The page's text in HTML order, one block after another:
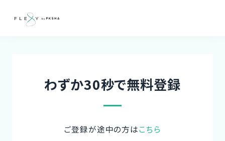
わずか30秒で無料登録
ご登録が途中の方はこちら